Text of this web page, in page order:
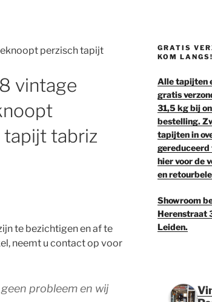
perzisch tapijt
vintage
tapijt tabriz
te bezichtigen en af te
neemt u contact op voor
probleem en wij
GRATIS
KOM LANGS!
Alle tapijten
gratis
31,5 kg bij
bestelling.
tapijten in
hier voor de
en
Showroom
Herenstraat
Leiden.